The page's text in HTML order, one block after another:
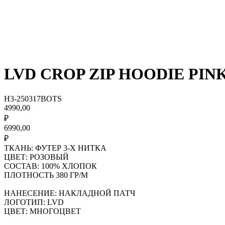
LVD CROP ZIP HOODIE
H3-250317BOTS
4990,00
₽
6990,00
₽
ТКАНЬ: ФУТЕР 3-Х НИТКА
ЦВЕТ: РОЗОВЫЙ
СОСТАВ: 100% ХЛОПОК
ПЛОТНОСТЬ 380 ГР/М
НАНЕСЕНИЕ: НАКЛАДНОЙ ПАТЧ
ЛОГОТИП: LVD
ЦВЕТ: МНОГОЦВЕТ